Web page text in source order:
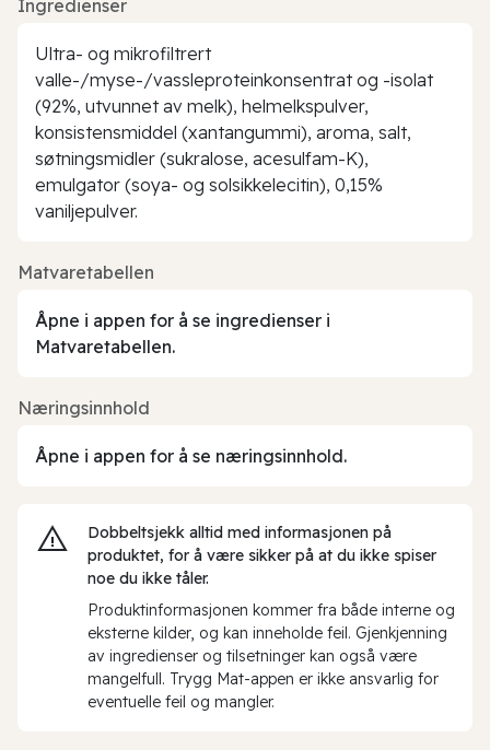
Ingredienser
Ultra- og mikrofiltrert
valle-/myse-/vassleproteinkonsentrat og -isolat
(92%, utvunnet av melk), helmelkspulver,
konsistensmiddel (xantangummi), aroma, salt,
søtningsmidler (sukralose, acesulfam-K),
emulgator (soya- og solsikkelecitin), 0,15%
vaniljepulver.
Matvaretabellen
Åpne i appen for å se ingredienser i
Matvaretabellen.
Næringsinnhold
Åpne i appen for å se næringsinnhold.
Dobbeltsjekk alltid med informasjonen på
produktet, for å være sikker på at du ikke spiser
noe du ikke tåler.
Produktinformasjonen kommer fra både interne og
eksterne kilder, og kan inneholde feil. Gjenkjenning
av ingredienser og tilsetninger kan også være
mangelfull. Trygg Mat-appen er ikke ansvarlig for
eventuelle feil og mangler.